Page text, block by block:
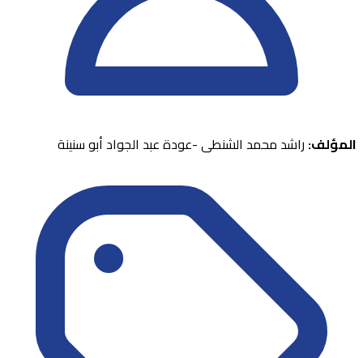
المؤلف: راشد محمد الشنطى -عودة عبد الجواد أبو سنينة